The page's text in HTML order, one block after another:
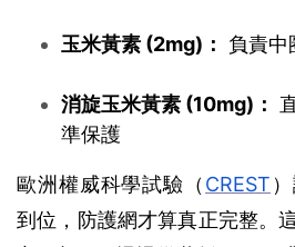
玉米黃素 (2mg)： 負責中
消旋玉米黃素 (10mg)：
準保護
歐洲權威科學試驗（ CREST
到位，防護網才算真正完整。